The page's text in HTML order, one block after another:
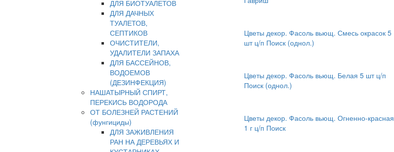
ДЛЯ БИОТУАЛЕТОВ
ДЛЯ ДАЧНЫХ
ТУАЛЕТОВ,
СЕПТИКОВ
ОЧИСТИТЕЛИ,
УДАЛИТЕЛИ ЗАПАХА
ДЛЯ БАССЕЙНОВ,
ВОДОЕМОВ
(ДЕЗИНФЕКЦИЯ)
НАШАТЫРНЫЙ СПИРТ,
ПЕРЕКИСЬ ВОДОРОДА
ОТ БОЛЕЗНЕЙ РАСТЕНИЙ
(фунгициды)
ДЛЯ ЗАЖИВЛЕНИЯ
РАН НА ДЕРЕВЬЯХ И
Цветы декор. Фасоль вьющ. Смесь окрасок 5
шт ц/п Поиск (однол.)
Цветы декор. Фасоль вьющ. Белая 5 шт ц/п
Поиск (однол.)
Цветы декор. Фасоль вьющ. Огненно-красная
1 г ц/п Поиск